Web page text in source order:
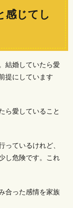
感じてし
結婚していたら愛
提にしています
ら愛していること
っているけれど、
し危険です。これ
合った感情を家族